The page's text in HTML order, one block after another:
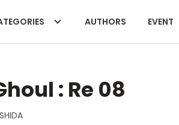
AUTHORS EVENT
: Re 08